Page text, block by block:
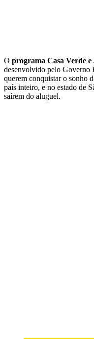
O programa Casa Verde e
desenvolvido pelo Governo
querem conquistar o sonho
país inteiro, e no estado de
saírem do aluguel.